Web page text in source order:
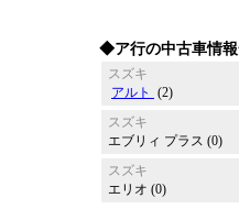
◆ア行の中古車情
スズキ
アルト
(2)
スズキ
エブリィ プラス (0)
スズキ
エリオ (0)